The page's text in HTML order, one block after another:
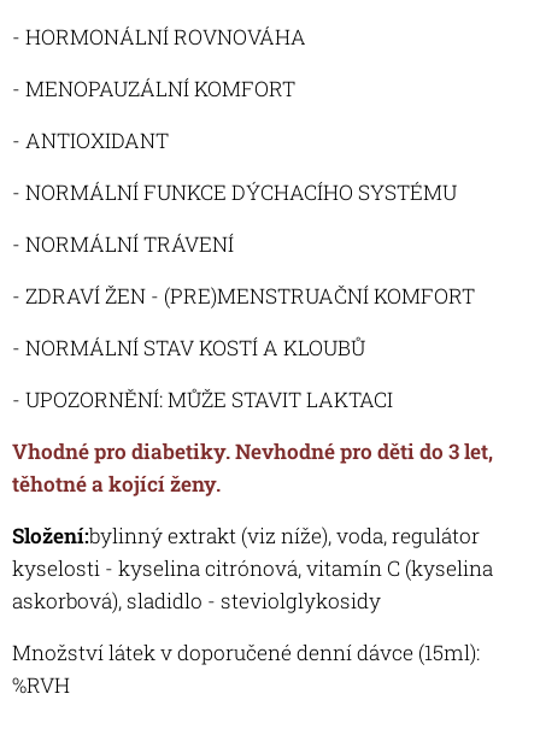
- HORMONÁLNÍ ROVNOVÁHA
- MENOPAUZÁLNÍ KOMFORT
- ANTIOXIDANT
- NORMÁLNÍ FUNKCE DÝCHACÍHO SYSTÉMU
- NORMÁLNÍ TRÁVENÍ
- ZDRAVÍ ŽEN - (PRE)MENSTRUAČNÍ KOMFORT
- NORMÁLNÍ STAV KOSTÍ A KLOUBŮ
- UPOZORNĚNÍ: MŮŽE STAVIT LAKTACI
Vhodné pro diabetiky. Nevhodné pro děti do 3 let,
těhotné a kojící ženy.
Složení:bylinný extrakt (viz níže), voda, regulátor
kyselosti - kyselina citrónová, vitamín C (kyselina
askorbová), sladidlo - steviolglykosidy
Množství látek v doporučené denní dávce (15ml):
%RVH